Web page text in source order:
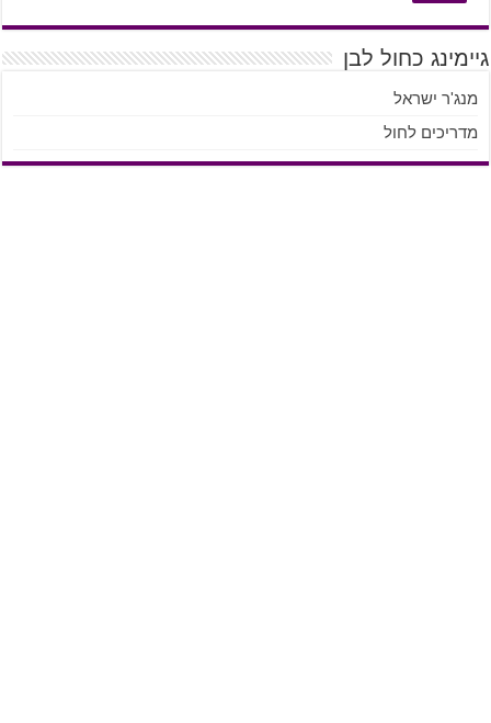
גיימינג כחול לבן
מנג'ר ישראל
מדריכים לחול